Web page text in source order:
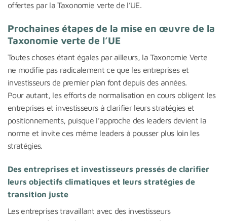
offertes par la Taxonomie verte de l’UE.
Prochaines étapes de la mise en œuvre de la
Taxonomie verte de l’UE
Toutes choses étant égales par ailleurs, la Taxonomie Verte
ne modifie pas radicalement ce que les entreprises et
investisseurs de premier plan font depuis des années.
Pour autant, les efforts de normalisation en cours obligent les
entreprises et investisseurs à clarifier leurs stratégies et
positionnements, puisque l’approche des leaders devient la
norme et invite ces même leaders à pousser plus loin les
stratégies.
Des entreprises et investisseurs pressés de clarifier
leurs objectifs climatiques et leurs stratégies de
transition juste
Les entreprises travaillant avec des investisseurs